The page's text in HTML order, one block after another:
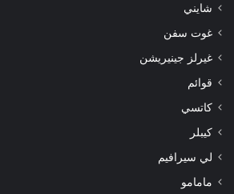
شايني
غوت سفن
غيرلز جينيريشن
قوائم
كاتسي
كيبلر
لي سيرافيم
مامامو